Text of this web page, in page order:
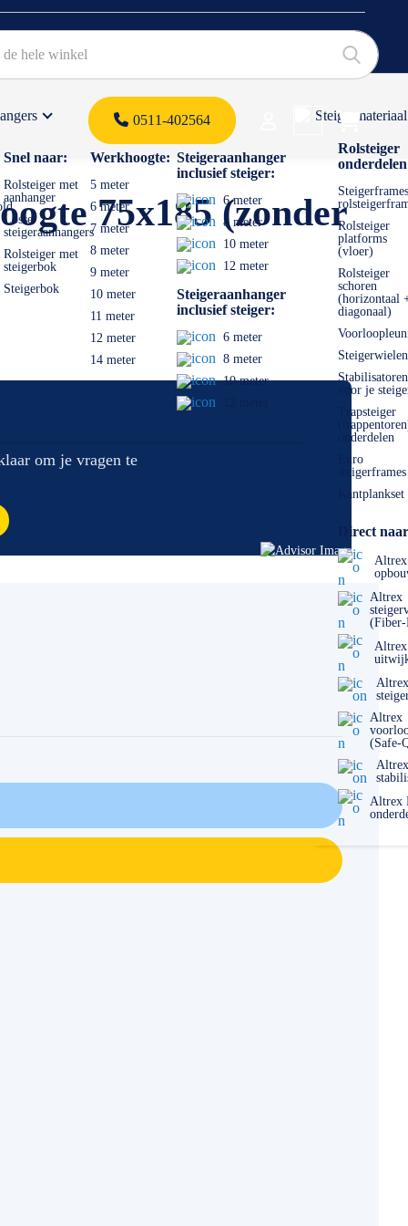
0511-402564
Snel naar:
Rolsteiger met
aanhanger
Losse
steigeraanhangers
Rolsteiger met
steigerbok
Steigerbok
Werkhoogte:
5 meter
6 meter
7 meter
8 meter
9 meter
10 meter
11 meter
12 meter
14 meter
Steigeraanhanger
inclusief steiger:
6 meter
8 meter
10 meter
12 meter
Steigeraanhanger
inclusief steiger:
6 meter
8 meter
10 meter
Steigermateriaal
Rolsteiger
Rolsteiger
platforms
(vloer)
Rolsteiger
schoren
(horizontaal
diagonaal)
Steigerwielen
Stabilisatoren
voor je
Trapsteiger
onderdelen
Euro
steigerframes
Kantplankset
Direct
Altrex
Altrex
Altrex
Altrex
Altrex
(Safe-
Altrex
Altrex
75x185 (zonder
om je vragen te